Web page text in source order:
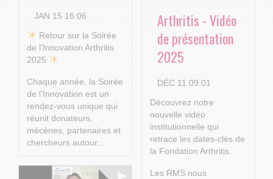
JAN 15 16:06
​ Retour sur la Soirée
de l’Innovation Arthritis
2025
Chaque année, la Soirée
de l’Innovation est un
rendez-vous unique qui
réunit donateurs,
mécènes, partenaires et
chercheurs autour...
Arthritis - Vidéo
de présentation
2025
DÉC 11 09:01
Découvrez notre
nouvelle vidéo
institutionnelle qui
retrace les dates-clés de
la Fondation Arthritis.
Les RMS nous